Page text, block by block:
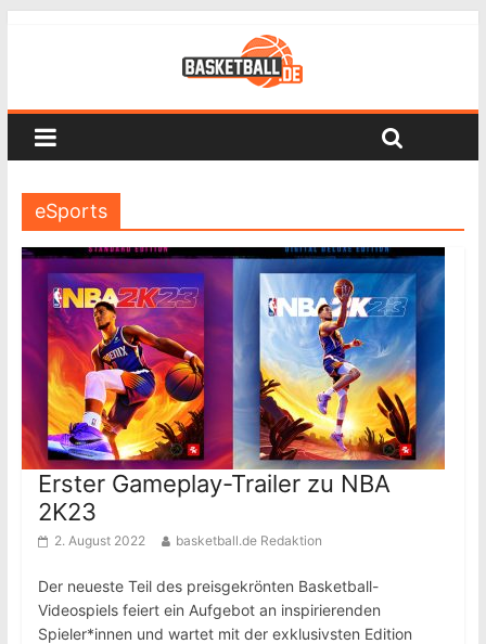
eSports
Erster Gameplay-Trailer zu NBA
2K23
2. August 2022 basketball.de Redaktion
Der neueste Teil des preisgekrönten Basketball-
Videospiels feiert ein Aufgebot an inspirierenden
Spieler*innen und wartet mit der exklusivsten Edition